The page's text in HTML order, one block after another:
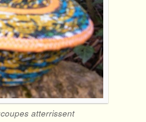
atterrissent